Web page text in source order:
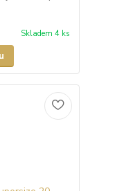
Skladem 4 ks